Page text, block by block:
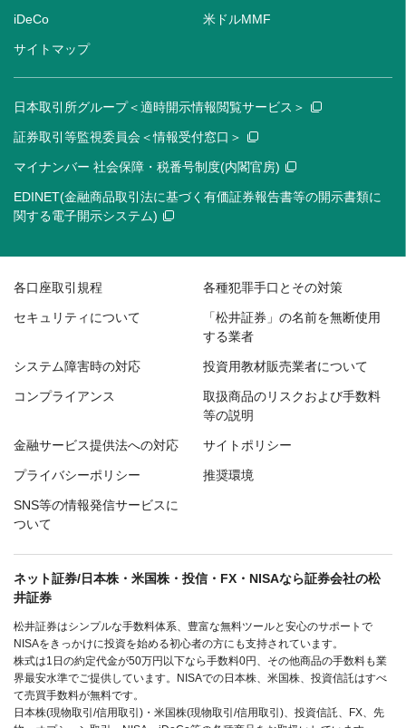
iDeCo 米ドルMMF
サイトマップ
日本取引所グループ＜適時開示情報閲覧サービス＞
証券取引等監視委員会＜情報受付窓口＞
マイナンバー 社会保障・税番号制度(内閣官房)
EDINET(金融商品取引法に基づく有価証券報告書等の開示書類に
関する電子開示システム)
各口座取引規程 各種犯罪手口とその対策
セキュリティについて
「松井証券」の名前を無断使用
する業者
システム障害時の対応 投資用教材販売業者について
コンプライアンス
取扱商品のリスクおよび手数料
等の説明
金融サービス提供法への対応 サイトポリシー
プライバシーポリシー 推奨環境
SNS等の情報発信サービスに
ついて
ネット証券/日本株・米国株・投信・FX・NISAなら証券会社の松
井証券
松井証券はシンプルな手数料体系、豊富な無料ツールと安心のサポートで
NISAをきっかけに投資を始める初心者の方にも支持されています。
株式は1日の約定代金が50万円以下なら手数料0円、その他商品の手数料も業
界最安水準でご提供しています。NISAでの日本株、米国株、投資信託はすべ
て売買手数料が無料です。
日本株(現物取引/信用取引)・米国株(現物取引/信用取引)、投資信託、FX、先